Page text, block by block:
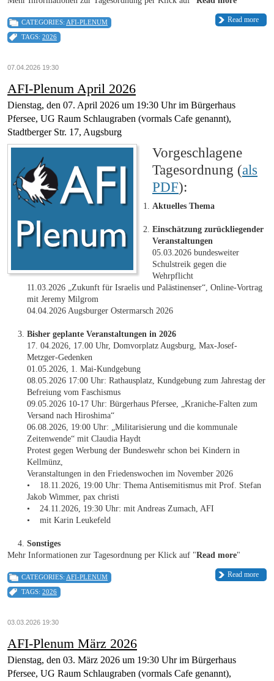
Read more
CATEGORIES: AFI-PLENUM
TAGS: 2026
07.04.2026 19:30
AFI-Plenum April 2026
Dienstag, den 07. April 2026 um 19:30 Uhr im Bürgerhaus
Pfersee, UG Raum Schlaugraben (vormals Cafe genannt),
Stadtberger Str. 17, Augsburg
Vorgeschlagene
Tagesordnung (als
PDF):
Aktuelles Thema
Einschätzung zurückliegender
Veranstaltungen
05.03.2026 bundesweiter
Schulstreik gegen die
Wehrpflicht
11.03.2026 „Zukunft für Israelis und Palästinenser“, Online-Vortrag
mit Jeremy Milgrom
04.04.2026 Augsburger Ostermarsch 2026
Bisher geplante Veranstaltungen in 2026
17. 04.2026, 17.00 Uhr, Domvorplatz Augsburg, Max-Josef-
Metzger-Gedenken
01.05.2026, 1. Mai-Kundgebung
08.05.2026 17:00 Uhr: Rathausplatz, Kundgebung zum Jahrestag der
Befreiung vom Faschismus
09.05.2026 10-17 Uhr: Bürgerhaus Pfersee, „Kraniche-Falten zum
Versand nach Hiroshima“
06.08.2026, 19:00 Uhr: „Militarisierung und die kommunale
Zeitenwende“ mit Claudia Haydt
Protest gegen Werbung der Bundeswehr schon bei Kindern in
Kellmünz,
Veranstaltungen in den Friedenswochen im November 2026
• 18.11.2026, 19:00 Uhr: Thema Antisemitismus mit Prof. Stefan
Jakob Wimmer, pax christi
• 24.11.2026, 19:30 Uhr: mit Andreas Zumach, AFI
• mit Karin Leukefeld
Sonstiges
Mehr Informationen zur Tagesordnung per Klick auf "Read more"
Read more
CATEGORIES: AFI-PLENUM
TAGS: 2026
03.03.2026 19:30
AFI-Plenum März 2026
Dienstag, den 03. März 2026 um 19:30 Uhr im Bürgerhaus
Pfersee, UG Raum Schlaugraben (vormals Cafe genannt),